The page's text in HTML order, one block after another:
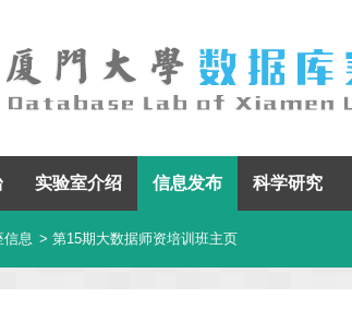
实验室介绍 信息发布 科学研究
信息 > 第15期大数据师资培训班主页